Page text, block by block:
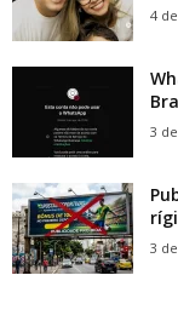
4
3
3